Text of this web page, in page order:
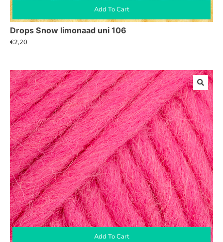
Add To Cart
Drops Snow limonaad uni 106
€2,20
Add To Cart